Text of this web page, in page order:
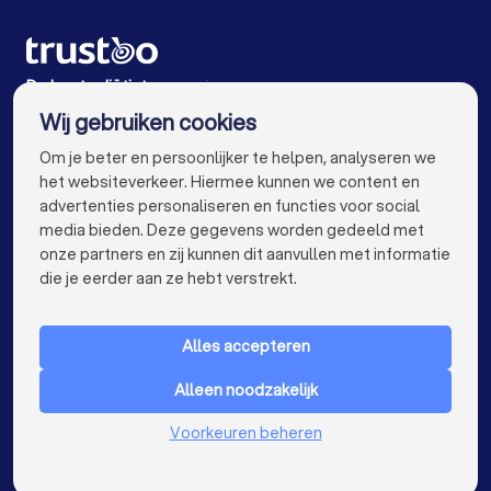
Diëtisten in Groningen
Diëtisten in Breda
Diëtisten in Nijmegen
Diëtisten in Enschede
Diëtisten in Arnhem
Diëtisten in Amersfoort
Diëtisten in Apeldoorn
Diëtisten in Den Bosch
Diëtisten in Maastricht
Diëtisten in Leiden
Diëtisten bij jou in de buurt
De beste diëtisten voor jou
VOOR PARTICULIEREN keyboard_arrow_down
Nederland
Wij gebruiken cookies
Om je beter en persoonlijker te helpen, analyseren we
het websiteverkeer. Hiermee kunnen we content en
advertenties personaliseren en functies voor social
media bieden. Deze gegevens worden gedeeld met
onze partners en zij kunnen dit aanvullen met informatie
die je eerder aan ze hebt verstrekt.
Alles accepteren
Alleen noodzakelijk
Voorkeuren beheren